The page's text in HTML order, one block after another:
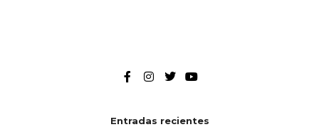
Entradas recientes